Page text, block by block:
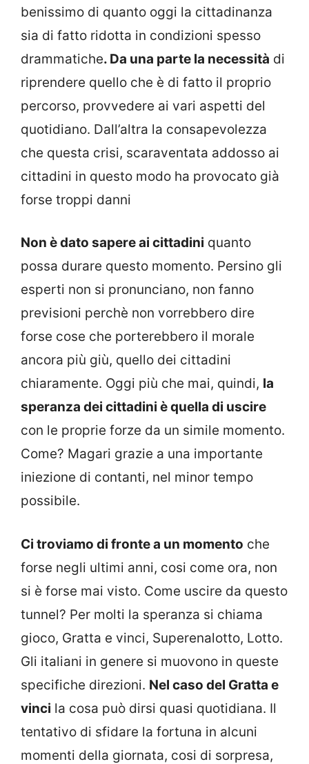
benissimo di quanto oggi la cittadinanza
sia di fatto ridotta in condizioni spesso
drammatiche. Da una parte la necessità di
riprendere quello che è di fatto il proprio
percorso, provvedere ai vari aspetti del
quotidiano. Dall’altra la consapevolezza
che questa crisi, scaraventata addosso ai
cittadini in questo modo ha provocato già
forse troppi danni
Non è dato sapere ai cittadini quanto
possa durare questo momento. Persino gli
esperti non si pronunciano, non fanno
previsioni perchè non vorrebbero dire
forse cose che porterebbero il morale
ancora più giù, quello dei cittadini
chiaramente. Oggi più che mai, quindi, la
speranza dei cittadini è quella di uscire
con le proprie forze da un simile momento.
Come? Magari grazie a una importante
iniezione di contanti, nel minor tempo
possibile.
Ci troviamo di fronte a un momento che
forse negli ultimi anni, cosi come ora, non
si è forse mai visto. Come uscire da questo
tunnel? Per molti la speranza si chiama
gioco, Gratta e vinci, Superenalotto, Lotto.
Gli italiani in genere si muovono in queste
specifiche direzioni. Nel caso del Gratta e
vinci la cosa può dirsi quasi quotidiana. Il
tentativo di sfidare la fortuna in alcuni
momenti della giornata, cosi di sorpresa,